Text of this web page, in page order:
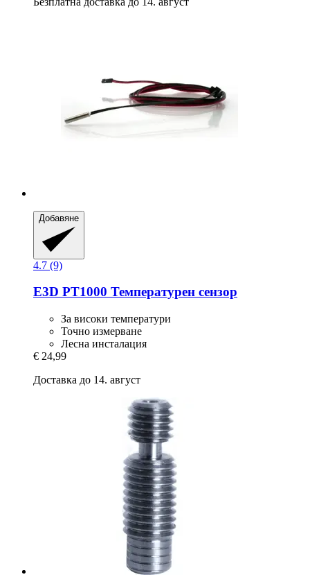
Добавяне
4.7 (9)
E3D PT1000 Температурен сензор
За високи температури
Точно измерване
Лесна инсталация
€ 24,99
Доставка до 14. август